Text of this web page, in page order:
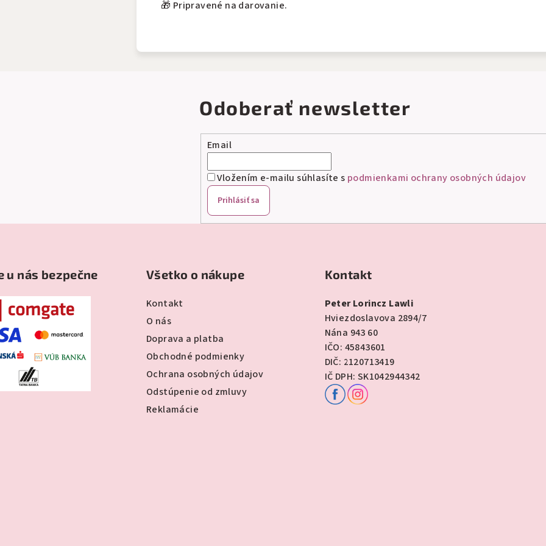
🎁 Pripravené na darovanie.
Odoberať newsletter
Email
Vložením e-mailu súhlasíte s podmienkami ochrany osobných údajov
Prihlásiť sa
u nás bezpečne Všetko o nákupe
Kontakt
O nás
Doprava a platba
Obchodné podmienky
Ochrana osobných údajov
Odstúpenie od zmluvy
Reklamácie
Kontakt
Peter Lorincz Lawli
Hviezdoslavova 2894/7
Nána 943 60
IČO: 45843601
DIČ: 2120713419
IČ DPH: SK1042944342